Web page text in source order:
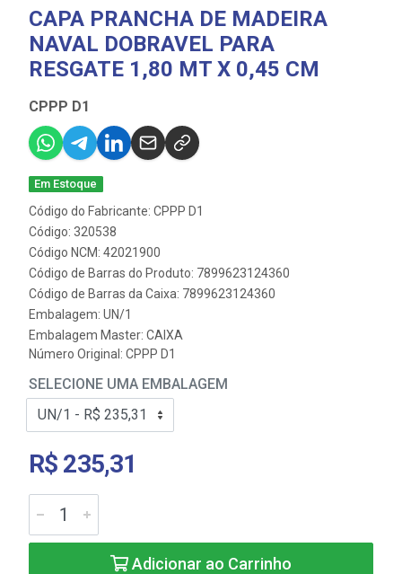
CAPA PRANCHA DE MADEIRA
NAVAL DOBRAVEL PARA
RESGATE 1,80 MT X 0,45 CM
CPPP D1
Em Estoque
Código do Fabricante: CPPP D1
Código: 320538
Código NCM: 42021900
Código de Barras do Produto: 7899623124360
Código de Barras da Caixa: 7899623124360
Embalagem: UN/1
Embalagem Master: CAIXA
Número Original: CPPP D1
SELECIONE UMA EMBALAGEM
R$ 235,31
Adicionar ao Carrinho